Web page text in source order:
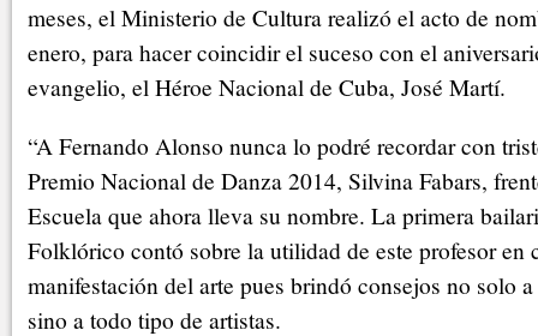
meses, el Ministerio de Cultura realizó el acto de
enero, para hacer coincidir el suceso con el
evangelio, el Héroe Nacional de Cuba, José Martí.
“A Fernando Alonso nunca lo podré recordar con
Premio Nacional de Danza 2014, Silvina Fabars,
Escuela que ahora lleva su nombre. La primera
Folklórico contó sobre la utilidad de este profesor en
manifestación del arte pues brindó consejos no solo
sino a todo tipo de artistas.